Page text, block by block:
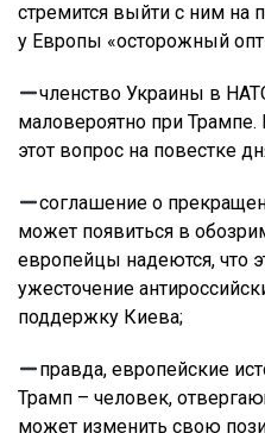
стремится выйти с ним на
у Европы «осторожный
членство Украины в
маловероятно при Трампе.
этот вопрос на повестке
соглашение о
может появиться в
европейцы надеются, что
ужесточение
поддержку Киева;
правда, европейские
Трамп – человек,
может изменить свою